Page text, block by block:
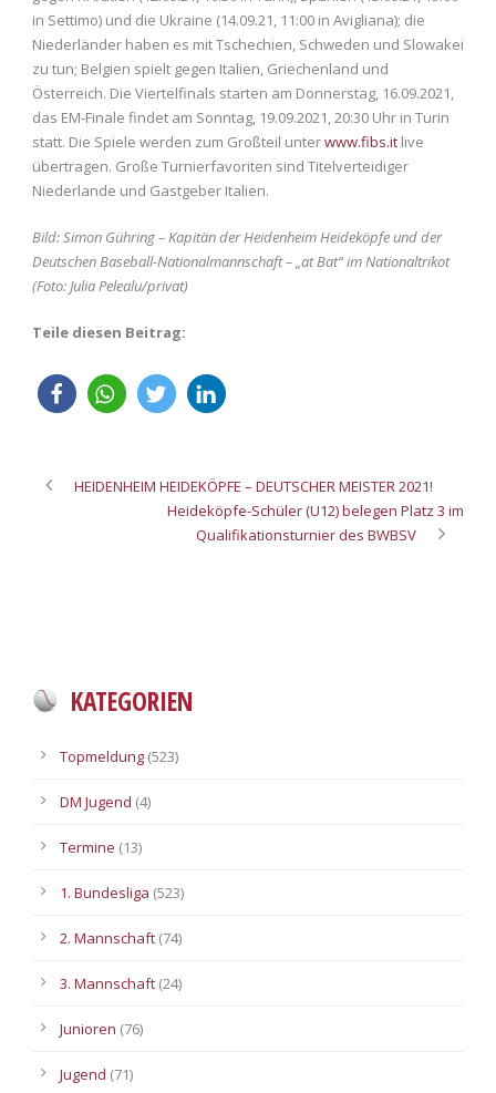
in Settimo) und die Ukraine (14.09.21, 11:00 in Avigliana); die
Niederländer haben es mit Tschechien, Schweden und Slowakei
zu tun; Belgien spielt gegen Italien, Griechenland und
Österreich. Die Viertelfinals starten am Donnerstag, 16.09.2021,
das EM-Finale findet am Sonntag, 19.09.2021, 20:30 Uhr in Turin
statt. Die Spiele werden zum Großteil unterwww.fibs.it live
übertragen. Große Turnierfavoriten sind Titelverteidiger
Niederlande und Gastgeber Italien.
Bild: Simon Gühring – Kapitän der Heidenheim Heideköpfe und der
Deutschen Baseball-Nationalmannschaft – „at Bat“ im Nationaltrikot
(Foto: Julia Pelealu/privat)
Teile diesen Beitrag:
HEIDENHEIM HEIDEKÖPFE – DEUTSCHER MEISTER 2021!
Heideköpfe-Schüler (U12) belegen Platz 3 im
Qualifikationsturnier des BWBSV
KATEGORIEN
Topmeldung (523)
DM Jugend (4)
Termine (13)
1. Bundesliga (523)
2. Mannschaft (74)
3. Mannschaft (24)
Junioren (76)
Jugend (71)